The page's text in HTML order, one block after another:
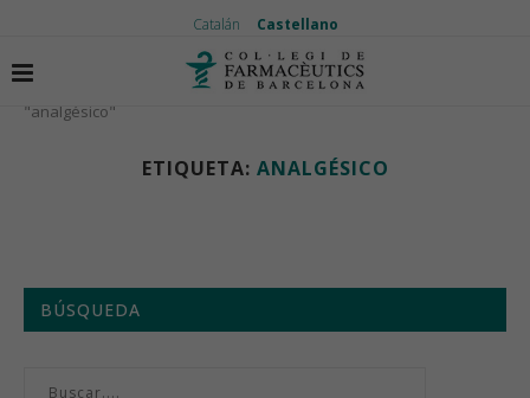
Catalán Castellano
Inicio
Artículos etiquetados con
"analgésico"
ETIQUETA: ANALGÉSICO
BÚSQUEDA